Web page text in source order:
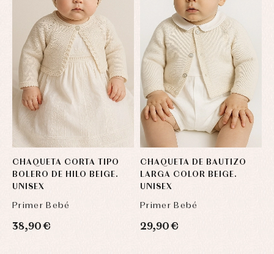
CHAQUETA CORTA TIPO
BOLERO DE HILO BEIGE.
UNISEX
Primer Bebé
38,90 €
CHAQUETA DE BAUTIZO
LARGA COLOR BEIGE.
UNISEX
Primer Bebé
29,90 €